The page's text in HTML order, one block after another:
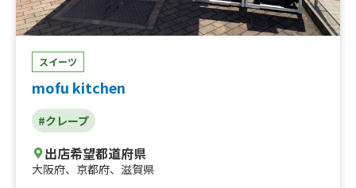
スイーツ
mofu kitchen
#クレープ
出店希望都道府県
大阪府、 京都府、 滋賀県